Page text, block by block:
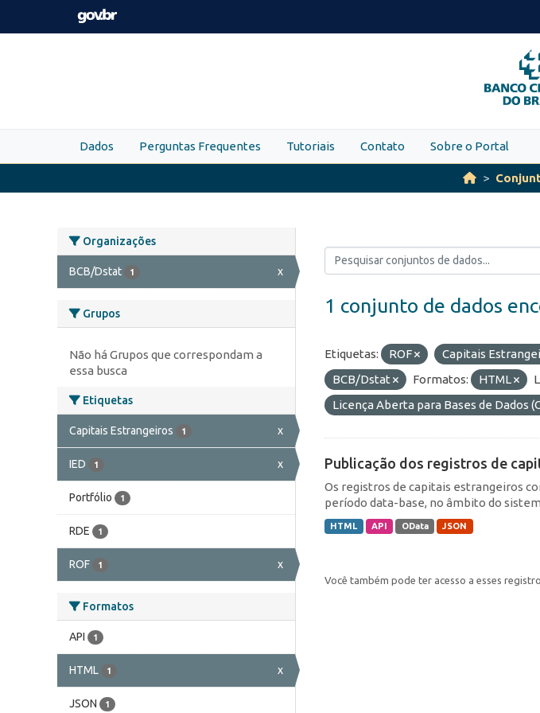
Skip to main content
O
Dados Perguntas Frequentes Tutoriais Contato Sobre o Portal
Organizações
BCB/Dstat 1 x
Grupos
Não há Grupos que correspondam a
essa busca
Etiquetas
Capitais Estrangeiros 1 x
IED 1 x
Portfólio 1
RDE 1
ROF 1 x
Formatos
API 1
HTML 1 x
JSON 1
1 conjunto de dados
Etiquetas: ROF Capitais
BCB/Dstat
Formatos: HTML
Licença Aberta para Bases de Dados
Publicação dos registros de
Os registros de capitais estrangeiros
período data-base, no âmbito do
HTML API OData JSON
Você também pode ter acesso a esses